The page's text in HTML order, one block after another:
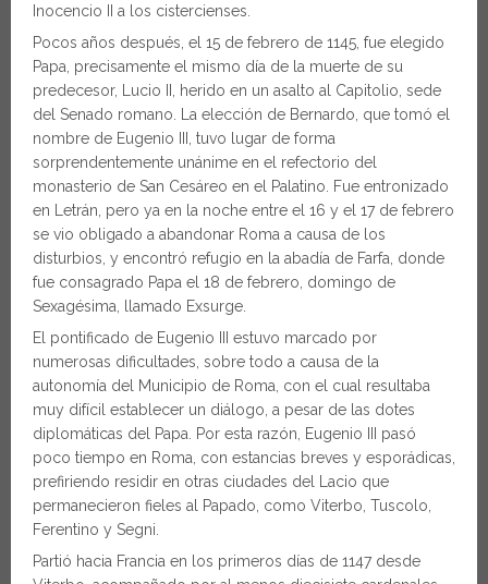
Inocencio II a los cistercienses.
Pocos años después, el 15 de febrero de 1145, fue elegido
Papa, precisamente el mismo día de la muerte de su
predecesor, Lucio II, herido en un asalto al Capitolio, sede
del Senado romano. La elección de Bernardo, que tomó el
nombre de Eugenio III, tuvo lugar de forma
sorprendentemente unánime en el refectorio del
monasterio de San Cesáreo en el Palatino. Fue entronizado
en Letrán, pero ya en la noche entre el 16 y el 17 de febrero
se vio obligado a abandonar Roma a causa de los
disturbios, y encontró refugio en la abadía de Farfa, donde
fue consagrado Papa el 18 de febrero, domingo de
Sexagésima, llamado Exsurge.
El pontificado de Eugenio III estuvo marcado por
numerosas dificultades, sobre todo a causa de la
autonomía del Municipio de Roma, con el cual resultaba
muy difícil establecer un diálogo, a pesar de las dotes
diplomáticas del Papa. Por esta razón, Eugenio III pasó
poco tiempo en Roma, con estancias breves y esporádicas,
prefiriendo residir en otras ciudades del Lacio que
permanecieron fieles al Papado, como Viterbo, Tuscolo,
Ferentino y Segni.
Partió hacia Francia en los primeros días de 1147 desde